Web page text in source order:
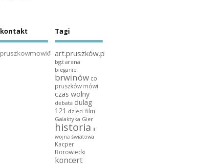
kontakt
pruszkowmowi@gmail.com
Tagi
art.pruszków.pl
bgż arena
bieganie
brwinów co
pruszków mówi
czas wolny
debata dulag
121 dzieci film
Galaktyka Gier
historia ii
wojna światowa
Kacper
Borowiecki
koncert